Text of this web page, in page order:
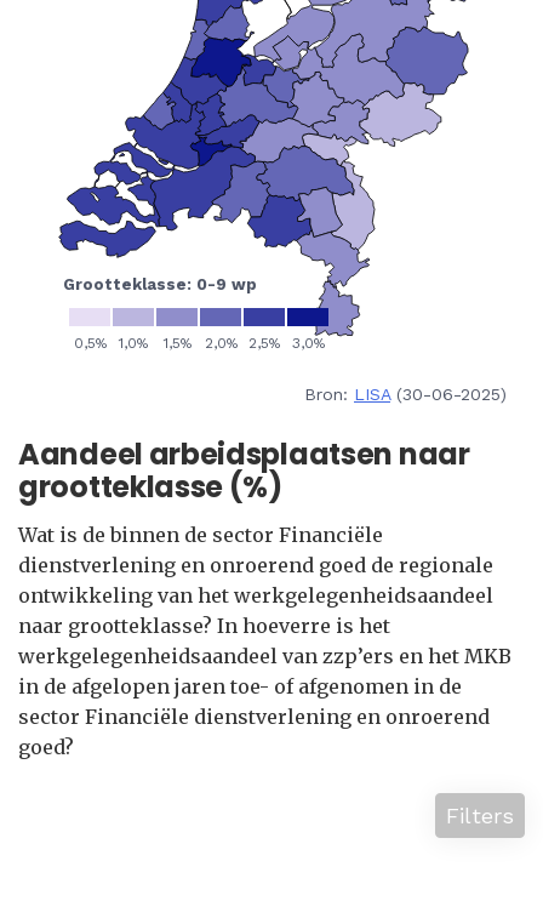
Bron: LISA(30-06-2025)
Aandeel arbeidsplaatsen naar
grootteklasse (%)
Wat is de binnen de sector Financiële
dienstverlening en onroerend goed de regionale
ontwikkeling van het werkgelegenheidsaandeel
naar grootteklasse? In hoeverre is het
werkgelegenheidsaandeel van zzp’ers en het MKB
in de afgelopen jaren toe- of afgenomen in de
sector Financiële dienstverlening en onroerend
goed?
Filters